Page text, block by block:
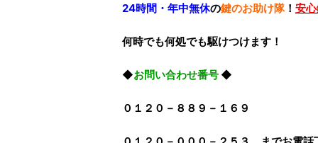
24時間・年中無休の鍵のお助け隊！ 安
何時でも何処でも駆けつけます！
◆お問い合わせ番号 ◆
０１２０－８８９－１６９